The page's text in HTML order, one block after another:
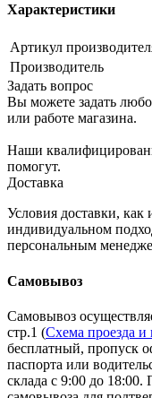
Характеристики
Артикул
Производитель
Задать вопрос
Вы можете задать
или работе магазина.
Наши
помогут.
Доставка
Условия доставки, как
индивидуальном
персональным
Самовывоз
Самовывоз
стр.1 (Схема проезда
бесплатный, пропуск
паспорта или
склада с 9:00 до 18:00.